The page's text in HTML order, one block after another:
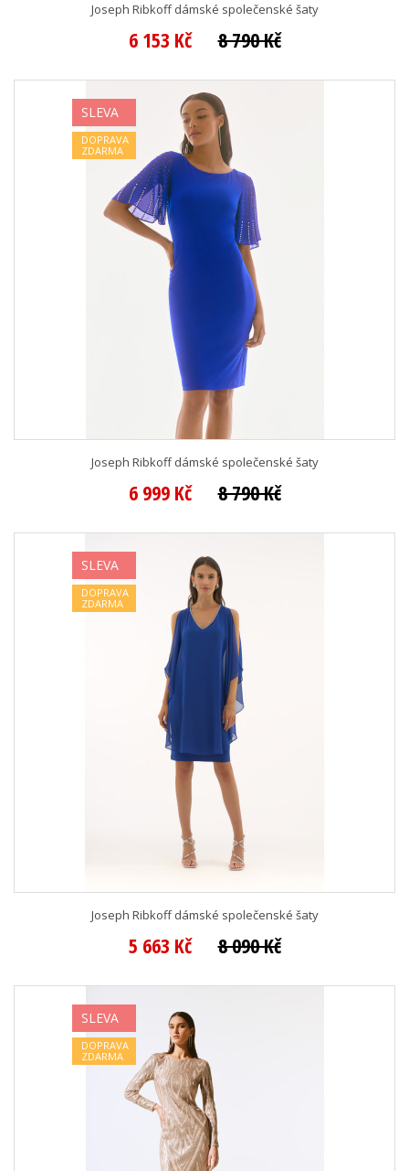
Joseph Ribkoff dámské společenské šaty
6 153 Kč 8 790 Kč
SLEVA
DOPRAVA
ZDARMA
Joseph Ribkoff dámské společenské šaty
6 999 Kč 8 790 Kč
SLEVA
DOPRAVA
ZDARMA
Joseph Ribkoff dámské společenské šaty
5 663 Kč 8 090 Kč
SLEVA
DOPRAVA
ZDARMA